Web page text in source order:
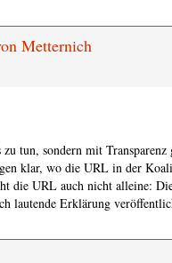
Metternich
tun, sondern mit Transparenz
klar, wo die URL in der
die URL auch nicht alleine:
lautende Erklärung